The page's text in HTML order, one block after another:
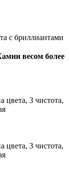
с бриллиантами
весом более
цвета, 3 чистота,
цвета, 3 чистота,